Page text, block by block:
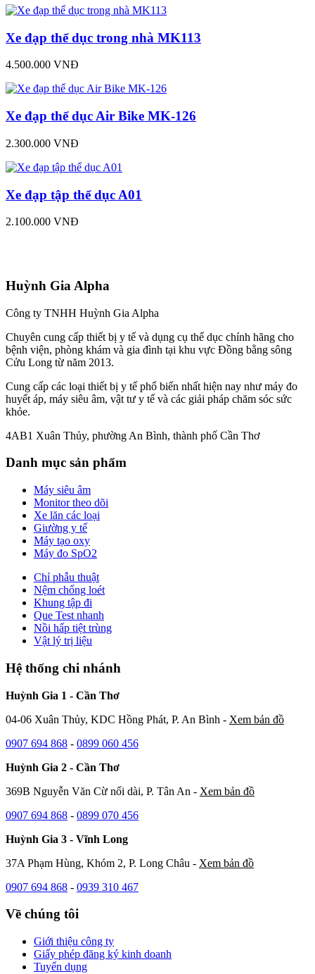
Xe đạp thể dục trong nhà MK113
4.500.000 VNĐ
Xe đạp thể dục Air Bike MK-126
2.300.000 VNĐ
Xe đạp tập thể dục A01
2.100.000 VNĐ
Huỳnh Gia Alpha
Công ty TNHH Huỳnh Gia Alpha
Chuyên cung cấp thiết bị y tế và dụng cụ thể dục chính hãng cho
bệnh viện, phòng khám và gia đình tại khu vực Đồng bằng sông
Cửu Long từ năm 2013.
Cung cấp các loại thiết bị y tế phổ biến nhất hiện nay như máy đo
huyết áp, máy siêu âm, vật tư y tế và các giải pháp chăm sóc sức
khỏe.
4AB1 Xuân Thủy, phường An Bình, thành phố Cần Thơ
Danh mục sản phẩm
Máy siêu âm
Monitor theo dõi
Xe lăn các loại
Giường y tế
Máy tạo oxy
Máy đo SpO2
Chỉ phẫu thuật
Nệm chống loét
Khung tập đi
Que Test nhanh
Nồi hấp tiệt trùng
Vật lý trị liệu
Hệ thống chi nhánh
Huỳnh Gia 1 - Cần Thơ
04-06 Xuân Thủy, KDC Hồng Phát, P. An Bình - Xem bản đồ
0907 694 868 - 0899 060 456
Huỳnh Gia 2 - Cần Thơ
369B Nguyễn Văn Cừ nối dài, P. Tân An - Xem bản đồ
0907 694 868 - 0899 070 456
Huỳnh Gia 3 - Vĩnh Long
37A Phạm Hùng, Khóm 2, P. Long Châu - Xem bản đồ
0907 694 868 - 0939 310 467
Về chúng tôi
Giới thiệu công ty
Giấy phép đăng ký kinh doanh
Tuyển dụng